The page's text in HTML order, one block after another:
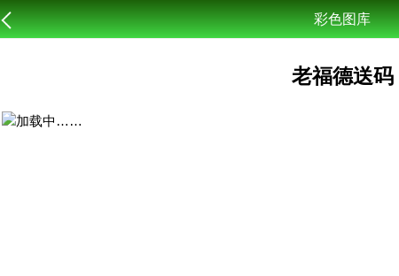
彩色图库
老福德送码